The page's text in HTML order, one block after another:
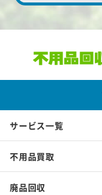
サービス一覧
不用品買取
廃品回収